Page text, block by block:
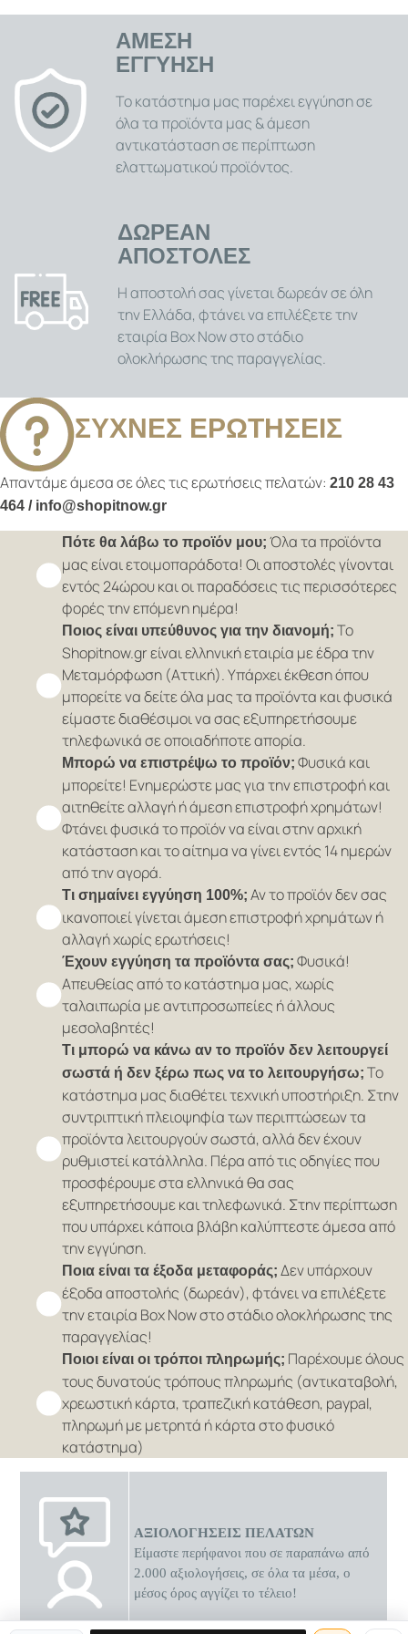
ενοχλήσεις, με στυλ και σεβασμό στο περιβάλλον! .
0 διαθέσιμες προσφορές
ΑΜΕΣΗ
ΕΓΓΥΗΣΗ
Το κατάστημα μας παρέχει εγγύηση σε
όλα τα προϊόντα μας & άμεση
αντικατάσταση σε περίπτωση
ελαττωματικού προϊόντος.
ΔΩΡΕΑΝ
ΑΠΟΣΤΟΛΕΣ
Η αποστολή σας γίνεται δωρεάν σε όλη
την Ελλάδα, φτάνει να επιλέξετε την
εταιρία Box Now στο στάδιο
ολοκλήρωσης της παραγγελίας.
ΣΥΧΝΕΣ ΕΡΩΤΗΣΕΙΣ
Απαντάμε άμεσα σε όλες τις ερωτήσεις πελατών: 210 28 43
464 / info@shopitnow.gr
Πότε θα λάβω το προϊόν μου; Όλα τα προϊόντα
μας είναι ετοιμοπαράδοτα! Οι αποστολές γίνονται
εντός 24ώρου και οι παραδόσεις τις περισσότερες
φορές την επόμενη ημέρα!
Ποιος είναι υπεύθυνος για την διανομή; Το
Shopitnow.gr είναι ελληνική εταιρία με έδρα την
Μεταμόρφωση (Αττική). Υπάρχει έκθεση όπου
μπορείτε να δείτε όλα μας τα προϊόντα και φυσικά
είμαστε διαθέσιμοι να σας εξυπηρετήσουμε
τηλεφωνικά σε οποιαδήποτε απορία.
Μπορώ να επιστρέψω το προϊόν; Φυσικά και
μπορείτε! Ενημερώστε μας για την επιστροφή και
αιτηθείτε αλλαγή ή άμεση επιστροφή χρημάτων!
Φτάνει φυσικά το προϊόν να είναι στην αρχική
κατάσταση και το αίτημα να γίνει εντός 14 ημερών
από την αγορά.
Τι σημαίνει εγγύηση 100%; Αν το προϊόν δεν σας
ικανοποιεί γίνεται άμεση επιστροφή χρημάτων ή
αλλαγή χωρίς ερωτήσεις!
Έχουν εγγύηση τα προϊόντα σας; Φυσικά!
Απευθείας από το κατάστημα μας, χωρίς
ταλαιπωρία με αντιπροσωπείες ή άλλους
μεσολαβητές!
Τι μπορώ να κάνω αν το προϊόν δεν λειτουργεί
σωστά ή δεν ξέρω πως να το λειτουργήσω; Το
κατάστημα μας διαθέτει τεχνική υποστήριξη. Στην
συντριπτική πλειοψηφία των περιπτώσεων τα
προϊόντα λειτουργούν σωστά, αλλά δεν έχουν
ρυθμιστεί κατάλληλα. Πέρα από τις οδηγίες που
προσφέρουμε στα ελληνικά θα σας
εξυπηρετήσουμε και τηλεφωνικά. Στην περίπτωση
που υπάρχει κάποια βλάβη καλύπτεστε άμεσα από
την εγγύηση.
Ποια είναι τα έξοδα μεταφοράς; Δεν υπάρχουν
έξοδα αποστολής (δωρεάν), φτάνει να επιλέξετε
την εταιρία Box Now στο στάδιο ολοκλήρωσης της
παραγγελίας!
Ποιοι είναι οι τρόποι πληρωμής; Παρέχουμε όλους
τους δυνατούς τρόπους πληρωμής (αντικαταβολή,
χρεωστική κάρτα, τραπεζική κατάθεση, paypal,
πληρωμή με μετρητά ή κάρτα στο φυσικό
κατάστημα)
ΑΞΙΟΛΟΓΗΣΕΙΣ ΠΕΛΑΤΩΝ
Είμαστε περήφανοι που σε παραπάνω από
2.000 αξιολογήσεις, σε όλα τα μέσα, ο
μέσος όρος αγγίζει το τέλειο!